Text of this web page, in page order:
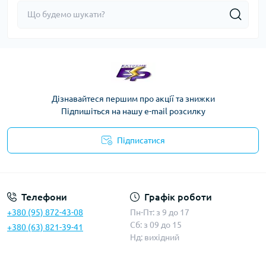
Дізнавайтеся першим про акції та знижки
Підпишіться на нашу e-mail розсилку
Підписатися
Телефони
+380 (95) 872-43-08
+380 (63) 821-39-41
Графік роботи
Пн-Пт: з 9 до 17
Сб: з 09 до 15
Нд: вихідний